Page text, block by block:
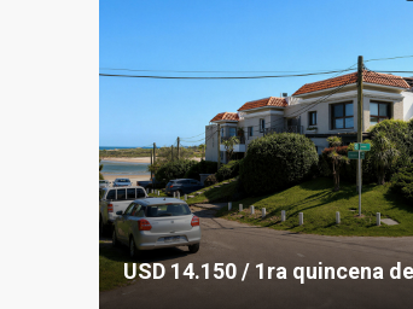
USD 14.150 / 1ra quincena